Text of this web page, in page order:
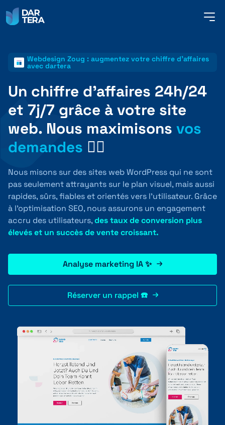
SERVICES
RÉFÉRENCES
À PROPOS DE NOUS
CONTACT
FRANÇAIS
+41 31 552 00 72
Envoyer un message 💌
Webdesign Zoug : augmentez votre chiffre d’affaires
avec dartera
Un chiffre d’affaires 24h/24
et 7j/7 grâce à votre site
web. Nous maximisons vos
demandes 🏋🏽
Nous misons sur des sites web WordPress qui ne sont
pas seulement attrayants sur le plan visuel, mais aussi
rapides, sûrs, fiables et orientés vers l’utilisateur. Grâce
à l’optimisation SEO, nous assurons un engagement
accru des utilisateurs,des taux de conversion plus
élevés et un succès de vente croissant.
Analyse marketing IA ✨
Réserver un rappel ☎️